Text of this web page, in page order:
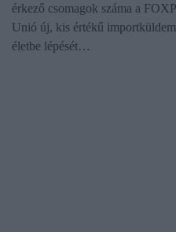
érkező csomagok száma a
Unió új, kis értékű
életbe lépését…